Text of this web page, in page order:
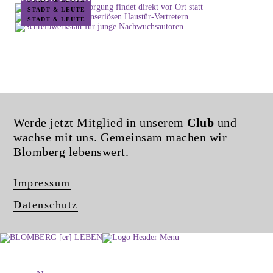
STADT & LEUTE
STADT & LEUTE
Werde jetzt Mitglied in unserem Club und
wachse mit uns. Gemeinsam machen wir
Blomberg lebenswert.
Impressum
Datenschutz